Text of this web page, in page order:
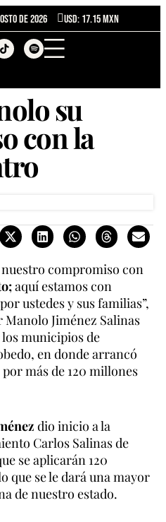
de 2026 USD: 17.15 MXN
su
con la
compromiso con
aquí estamos con
ustedes y sus familias”,
Jiménez Salinas
municipios de
en donde arrancó
más de 120 millones
dio inicio a la
Carlos Salinas de
se aplicarán 120
que se le dará una mayor
de nuestro estado.